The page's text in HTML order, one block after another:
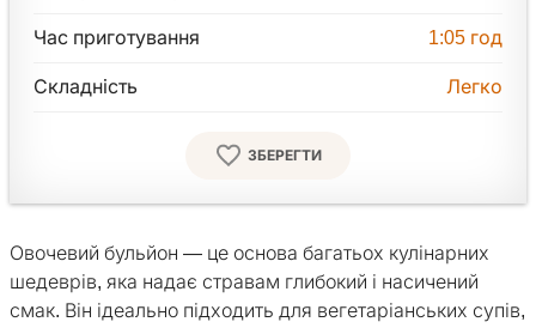
Час приготування 1:05 год
Складність Легко
ЗБЕРЕГТИ
Овочевий бульйон — це основа багатьох кулінарних
шедеврів, яка надає стравам глибокий і насичений
смак. Він ідеально підходить для вегетаріанських супів,